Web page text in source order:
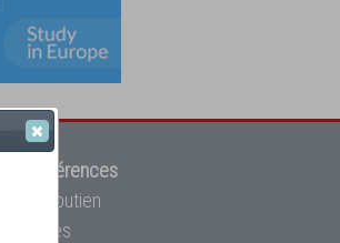
références
de soutien
privées